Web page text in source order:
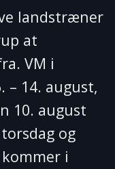
landstræner
at
VM i
– 14. august,
10. august
og
i